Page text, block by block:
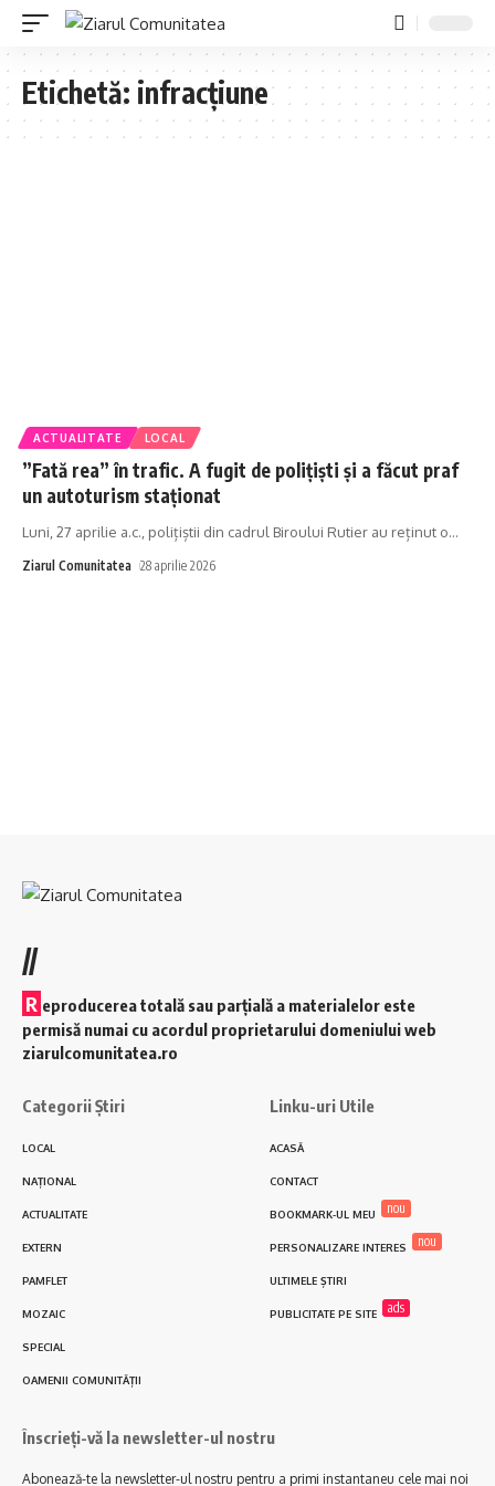
Etichetă: infracțiune
ACTUALITATE LOCAL
”Fată rea” în trafic. A fugit de polițiști și a făcut praf
un autoturism staționat
Luni, 27 aprilie a.c., polițiștii din cadrul Biroului Rutier au reținut o…
Ziarul Comunitatea 28 aprilie 2026
//
R eproducerea totală sau parțială a materialelor este
permisă numai cu acordul proprietarului domeniului web
ziarulcomunitatea.ro
Categorii Știri
LOCAL
NAȚIONAL
ACTUALITATE
EXTERN
PAMFLET
MOZAIC
SPECIAL
OAMENII COMUNITĂȚII
Linku-uri Utile
ACASĂ
CONTACT
BOOKMARK-UL MEU nou
PERSONALIZARE INTERES nou
ULTIMELE ȘTIRI
PUBLICITATE PE SITE ads
Înscrieți-vă la newsletter-ul nostru
Abonează-te la newsletter-ul nostru pentru a primi instantaneu cele mai noi